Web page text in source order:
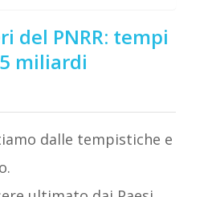
del PNRR: tempi
miliardi
dalle tempistiche e